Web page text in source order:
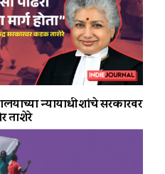
न्यायाधीशांचे सरकारवर
ताशेरे